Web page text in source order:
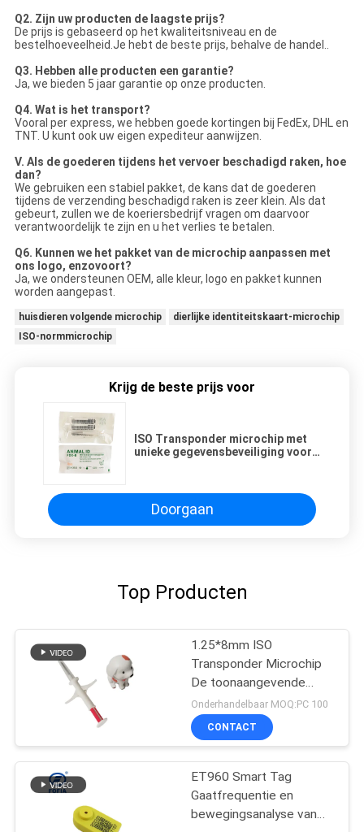
Q2. Zijn uw producten de laagste prijs?
De prijs is gebaseerd op het kwaliteitsniveau en de
bestelhoeveelheid.Je hebt de beste prijs, behalve de handel..
Q3. Hebben alle producten een garantie?
Ja, we bieden 5 jaar garantie op onze producten.
Q4. Wat is het transport?
Vooral per express, we hebben goede kortingen bij FedEx, DHL en
TNT. U kunt ook uw eigen expediteur aanwijzen.
V. Als de goederen tijdens het vervoer beschadigd raken, hoe
dan?
We gebruiken een stabiel pakket, de kans dat de goederen
tijdens de verzending beschadigd raken is zeer klein. Als dat
gebeurt, zullen we de koeriersbedrijf vragen om daarvoor
verantwoordelijk te zijn en u het verlies te betalen.
Q6. Kunnen we het pakket van de microchip aanpassen met
ons logo, enzovoort?
Ja, we ondersteunen OEM, alle kleur, logo en pakket kunnen
worden aangepast.
huisdieren volgende microchip
dierlijke identiteitskaart-microchip
ISO-normmicrochip
Krijg de beste prijs voor
ISO Transponder microchip met
unieke gegevensbeveiliging voor
Doorgaan
Top Producten
1.25*8mm ISO
Transponder Microchip
De toonaangevende
oplossing voor
identificatiebehoeften
Onderhandelbaar MOQ:PC 100
CONTACT
ET960 Smart Tag
Gaatfrequentie en
bewegingsanalyse van